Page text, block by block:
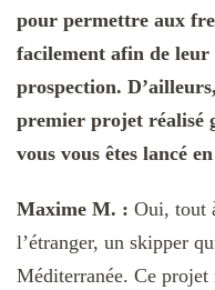
pour permettre aux
facilement afin de
prospection.
premier projet réalisé
vous vous êtes lancé
Maxime M. : Oui, tout
l’étranger, un skipper
Méditerranée. Ce